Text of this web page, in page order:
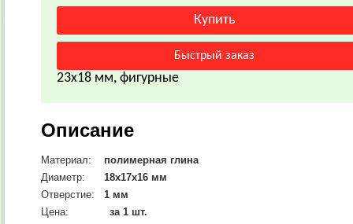
23х18 мм, фигурные
Описание
Материал:
полимерная глина
Диаметр: 18х17х16 мм
Отверстие: 1 мм
Цена:
за 1 шт.